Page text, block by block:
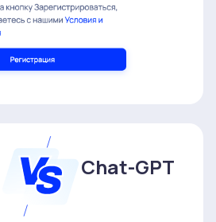
Chat-GPT